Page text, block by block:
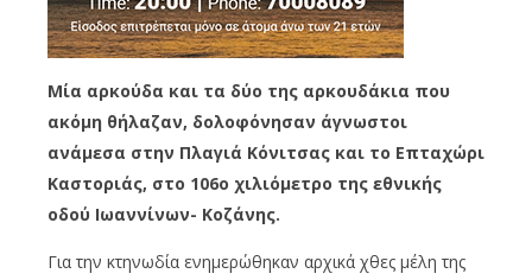
Μία αρκούδα και τα δύο της αρκουδάκια που
ακόμη θήλαζαν, δολοφόνησαν άγνωστοι
ανάμεσα στην Πλαγιά Κόνιτσας και το Επταχώρι
Καστοριάς, στο 106ο χιλιόμετρο της εθνικής
οδού Ιωαννίνων- Κοζάνης.
Για την κτηνωδία ενημερώθηκαν αρχικά χθες μέλη της